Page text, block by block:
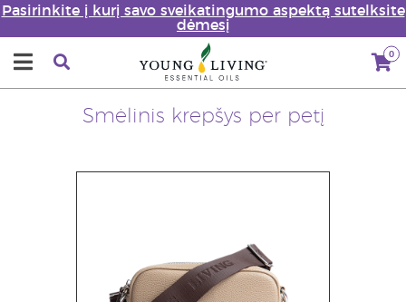
Pasirinkite į kurį savo sveikatingumo aspektą sutelksite
dėmesį
0
Smėlinis krepšys per petį